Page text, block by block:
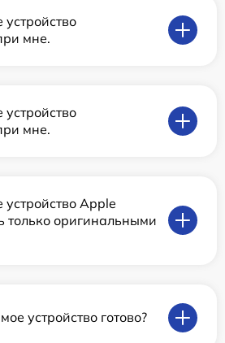
устройство
мне.
устройство
мне.
устройство Apple
только оригинальными
устройство готово?